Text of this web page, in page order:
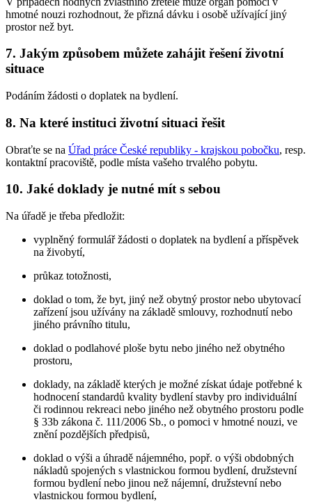
hmotné nouzi rozhodnout, že přizná dávku i osobě užívající jiný
prostor než byt.
7. Jakým způsobem můžete zahájit řešení životní
situace
Podáním žádosti o doplatek na bydlení.
8. Na které instituci životní situaci řešit
Obraťte se na Úřad práce České republiky - krajskou pobočku, resp.
kontaktní pracoviště, podle místa vašeho trvalého pobytu.
10. Jaké doklady je nutné mít s sebou
Na úřadě je třeba předložit:
vyplněný formulář žádosti o doplatek na bydlení a příspěvek
na živobytí,
průkaz totožnosti,
doklad o tom, že byt, jiný než obytný prostor nebo ubytovací
zařízení jsou užívány na základě smlouvy, rozhodnutí nebo
jiného právního titulu,
doklad o podlahové ploše bytu nebo jiného než obytného
prostoru,
doklady, na základě kterých je možné získat údaje potřebné k
hodnocení standardů kvality bydlení stavby pro individuální
či rodinnou rekreaci nebo jiného než obytného prostoru podle
§ 33b zákona č. 111/2006 Sb., o pomoci v hmotné nouzi, ve
znění pozdějších předpisů,
doklad o výši a úhradě nájemného, popř. o výši obdobných
nákladů spojených s vlastnickou formou bydlení, družstevní
formou bydlení nebo jinou než nájemní, družstevní nebo
vlastnickou formou bydlení,